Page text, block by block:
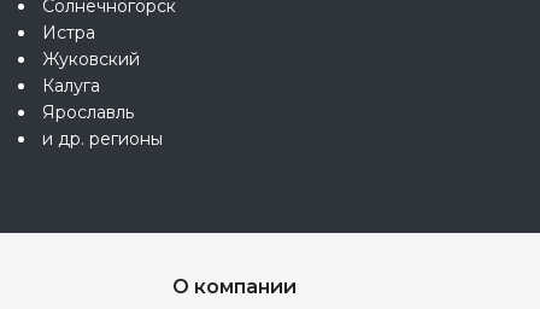
Солнечногорск
Истра
Жуковский
Калуга
Ярославль
и др. регионы
О компании